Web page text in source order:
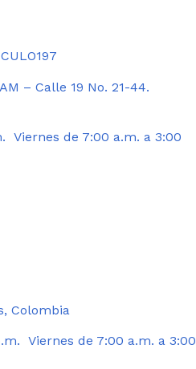
– Calle 19 No. 21-44.
Viernes de 7:00 a.m. a 3:00
Colombia
Viernes de 7:00 a.m. a 3:00